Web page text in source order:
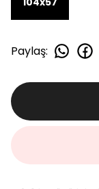
Paylaş: